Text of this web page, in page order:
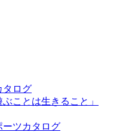
タログ
ことは生きること」
ーツカタログ